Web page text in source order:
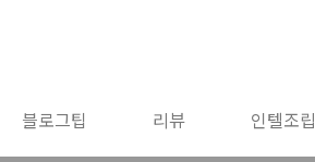
블로그팁 리뷰 인텔조립